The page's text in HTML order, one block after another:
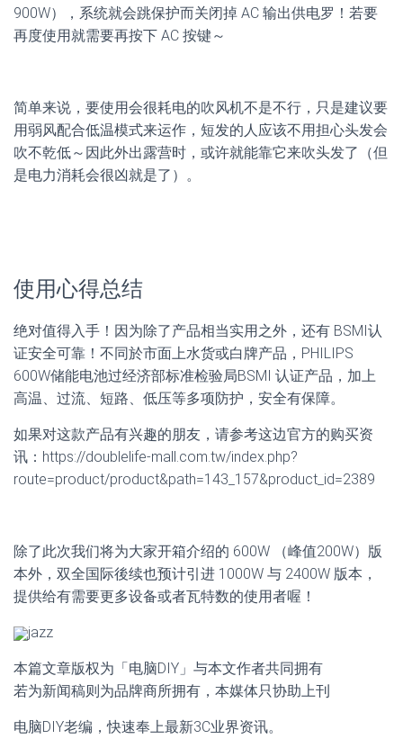
900W），系统就会跳保护而关闭掉 AC 输出供电罗！若要
再度使用就需要再按下 AC 按键～
简单来说，要使用会很耗电的吹风机不是不行，只是建议要
用弱风配合低温模式来运作，短发的人应该不用担心头发会
吹不乾低～因此外出露营时，或许就能靠它来吹头发了（但
是电力消耗会很凶就是了）。
使用心得总结
绝对值得入手！因为除了产品相当实用之外，还有 BSMI认
证安全可靠！不同於市面上水货或白牌产品，PHILIPS
600W储能电池过经济部标准检验局BSMI 认证产品，加上
高温、过流、短路、低压等多项防护，安全有保障。
如果对这款产品有兴趣的朋友，请参考这边官方的购买资
讯：https://doublelife-mall.com.tw/index.php?
route=product/product&path=143_157&product_id=2389
除了此次我们将为大家开箱介绍的 600W （峰值200W）版
本外，双全国际後续也预计引进 1000W 与 2400W 版本，
提供给有需要更多设备或者瓦特数的使用者喔！
jazz
本篇文章版权为「电脑DIY」与本文作者共同拥有
若为新闻稿则为品牌商所拥有，本媒体只协助上刊
电脑DIY老编，快速奉上最新3C业界资讯。